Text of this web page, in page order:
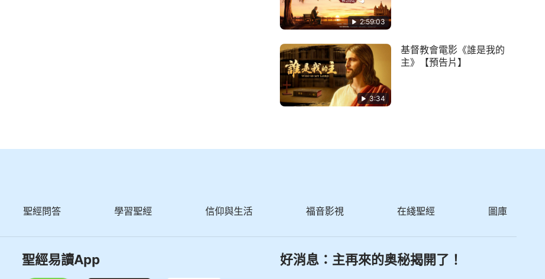
2:59:03
3:34
基督教會電影《誰是我的
主》【預告片】
聖經問答 學習聖經 信仰與生活 福音影視 在綫聖經 圖庫
聖經易讀App 好消息：主再來的奥秘揭開了！